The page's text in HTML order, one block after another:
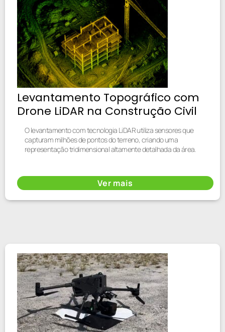
Levantamento Topográfico com
Drone LiDAR na Construção Civil
O levantamento com tecnologia LiDAR utiliza sensores que
capturam milhões de pontos do terreno, criando uma
representação tridimensional altamente detalhada da área.
Ver mais